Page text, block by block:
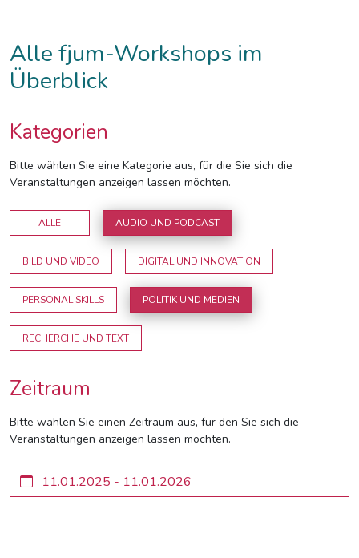
Alle fjum-Workshops im
Überblick
Kategorien
Bitte wählen Sie eine Kategorie aus, für die Sie sich die
Veranstaltungen anzeigen lassen möchten.
ALLE AUDIO UND PODCAST
BILD UND VIDEO DIGITAL UND INNOVATION
PERSONAL SKILLS POLITIK UND MEDIEN
RECHERCHE UND TEXT
Zeitraum
Bitte wählen Sie einen Zeitraum aus, für den Sie sich die
Veranstaltungen anzeigen lassen möchten.